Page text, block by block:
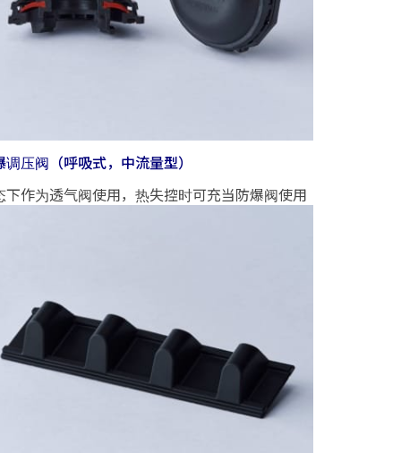
调压阀（呼吸式，中流量型）
下作为透气阀使用，热失控时可充当防爆阀使用